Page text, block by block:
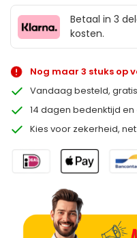
Betaal in 3
kosten.
Nog maar 3 stuks op
Vandaag besteld,
14 dagen bedenktijd en
Kies voor zekerheid,